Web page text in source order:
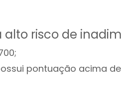
alto risco de
pontuação acima